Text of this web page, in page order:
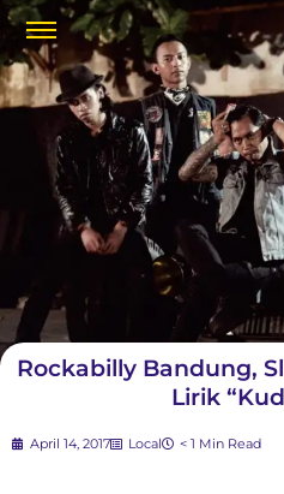
Rockabilly Bandung,
Lirik
April 14, 2017 Local < 1 Min Read